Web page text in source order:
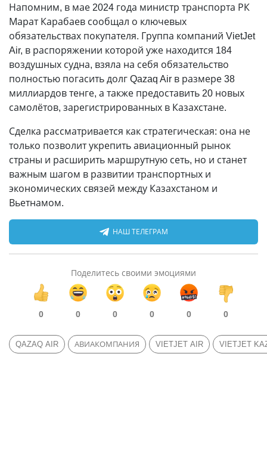
Напомним, в мае 2024 года министр транспорта РК
Марат Карабаев сообщал о ключевых
обязательствах покупателя. Группа компаний VietJet
Air, в распоряжении которой уже находится 184
воздушных судна, взяла на себя обязательство
полностью погасить долг Qazaq Air в размере 38
миллиардов тенге, а также предоставить 20 новых
самолётов, зарегистрированных в Казахстане.
Сделка рассматривается как стратегическая: она не
только позволит укрепить авиационный рынок
страны и расширить маршрутную сеть, но и станет
важным шагом в развитии транспортных и
экономических связей между Казахстаном и
Вьетнамом.
НАШ ТЕЛЕГРАМ
Поделитесь своими эмоциями
0 0 0 0 0 0
QAZAQ AIR АВИАКОМПАНИЯ VIETJET AIR VIETJET